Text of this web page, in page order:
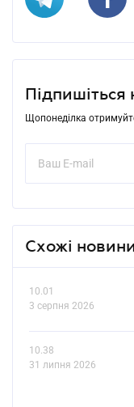
Підпишіться
Щопонеділка
Схожі новини
10.01
3 серпня 2026
10.38
31 липня 2026